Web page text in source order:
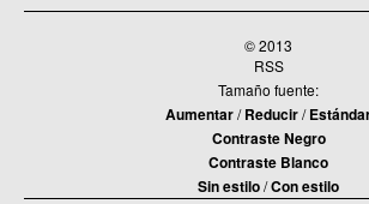
© 2013
RSS
Tamaño fuente:
Aumentar/Reducir/
Contraste Negro
Contraste Blanco
Sin estilo/Con estilo